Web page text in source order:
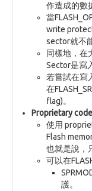
作造成的數
當
write
sector就不
同樣地，在
Sector是寫
若嘗試在寫
在
flag)。
Proprietary
使用
Flash
也就是說，
可以在
護。